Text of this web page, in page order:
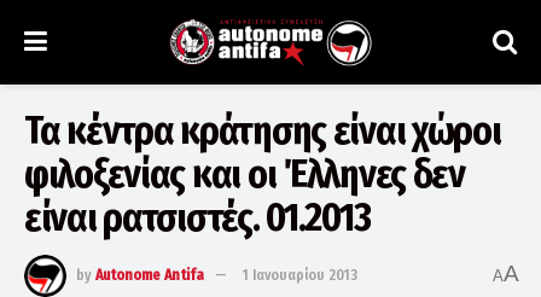
Τα κέντρα κράτησης είναι χώροι
φιλοξενίας και οι Έλληνες δεν
είναι ρατσιστές. 01.2013
by Autonome Antifa 1 Ιανουαρίου 2013 AA